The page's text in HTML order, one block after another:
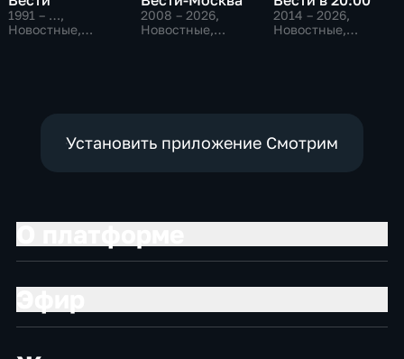
1991 – …,
Новостные,
2008 – 2026,
Новостные,
2014 – 2026,
Новостные,
Установить приложение Смотрим